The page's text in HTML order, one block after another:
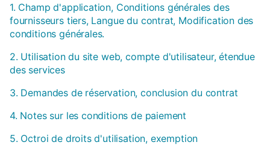
1. Champ d'application, Conditions générales des
fournisseurs tiers, Langue du contrat, Modification des
conditions générales.
2. Utilisation du site web, compte d'utilisateur, étendue
des services
3. Demandes de réservation, conclusion du contrat
4. Notes sur les conditions de paiement
5. Octroi de droits d'utilisation, exemption